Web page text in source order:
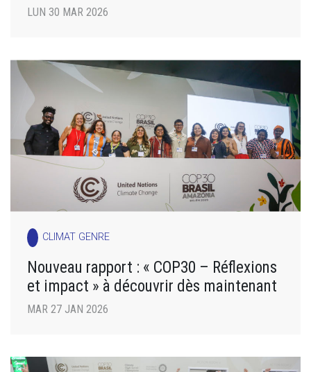
LUN 30 MAR 2026
CLIMAT GENRE
Nouveau rapport : « COP30 – Réflexions
et impact » à découvrir dès maintenant
MAR 27 JAN 2026